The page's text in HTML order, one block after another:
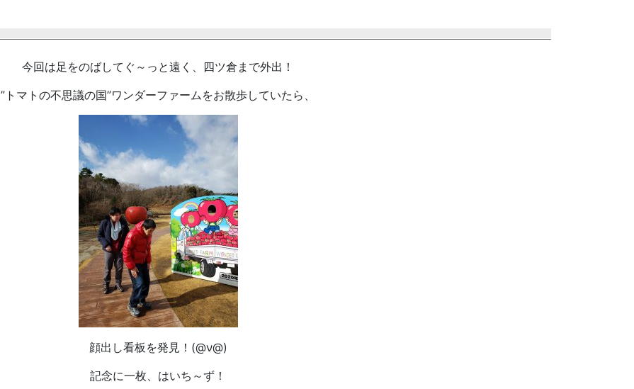
今回は足をのばしてぐ～っと遠く、四ツ倉まで外出！
”トマトの不思議の国”ワンダーファームをお散歩していたら、
顔出し看板を発見！(@ν@)
記念に一枚、はいち～ず！